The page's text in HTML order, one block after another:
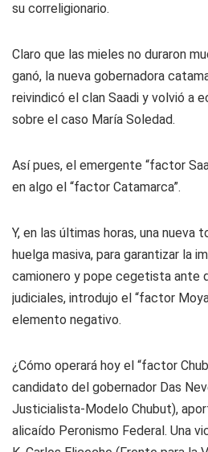
su correligionario.
Claro que las mieles no duraron
ganó, la nueva gobernadora
reivindicó el clan Saadi y volvió a
sobre el caso María Soledad.
Así pues, el emergente “factor
en algo el “factor Catamarca”.
Y, en las últimas horas, una nueva
huelga masiva, para garantizar la
camionero y pope cegetista ante
judiciales, introdujo el “factor
elemento negativo.
¿Cómo operará hoy el “factor
candidato del gobernador Das
Justicialista-Modelo Chubut),
alicaído Peronismo Federal. Una